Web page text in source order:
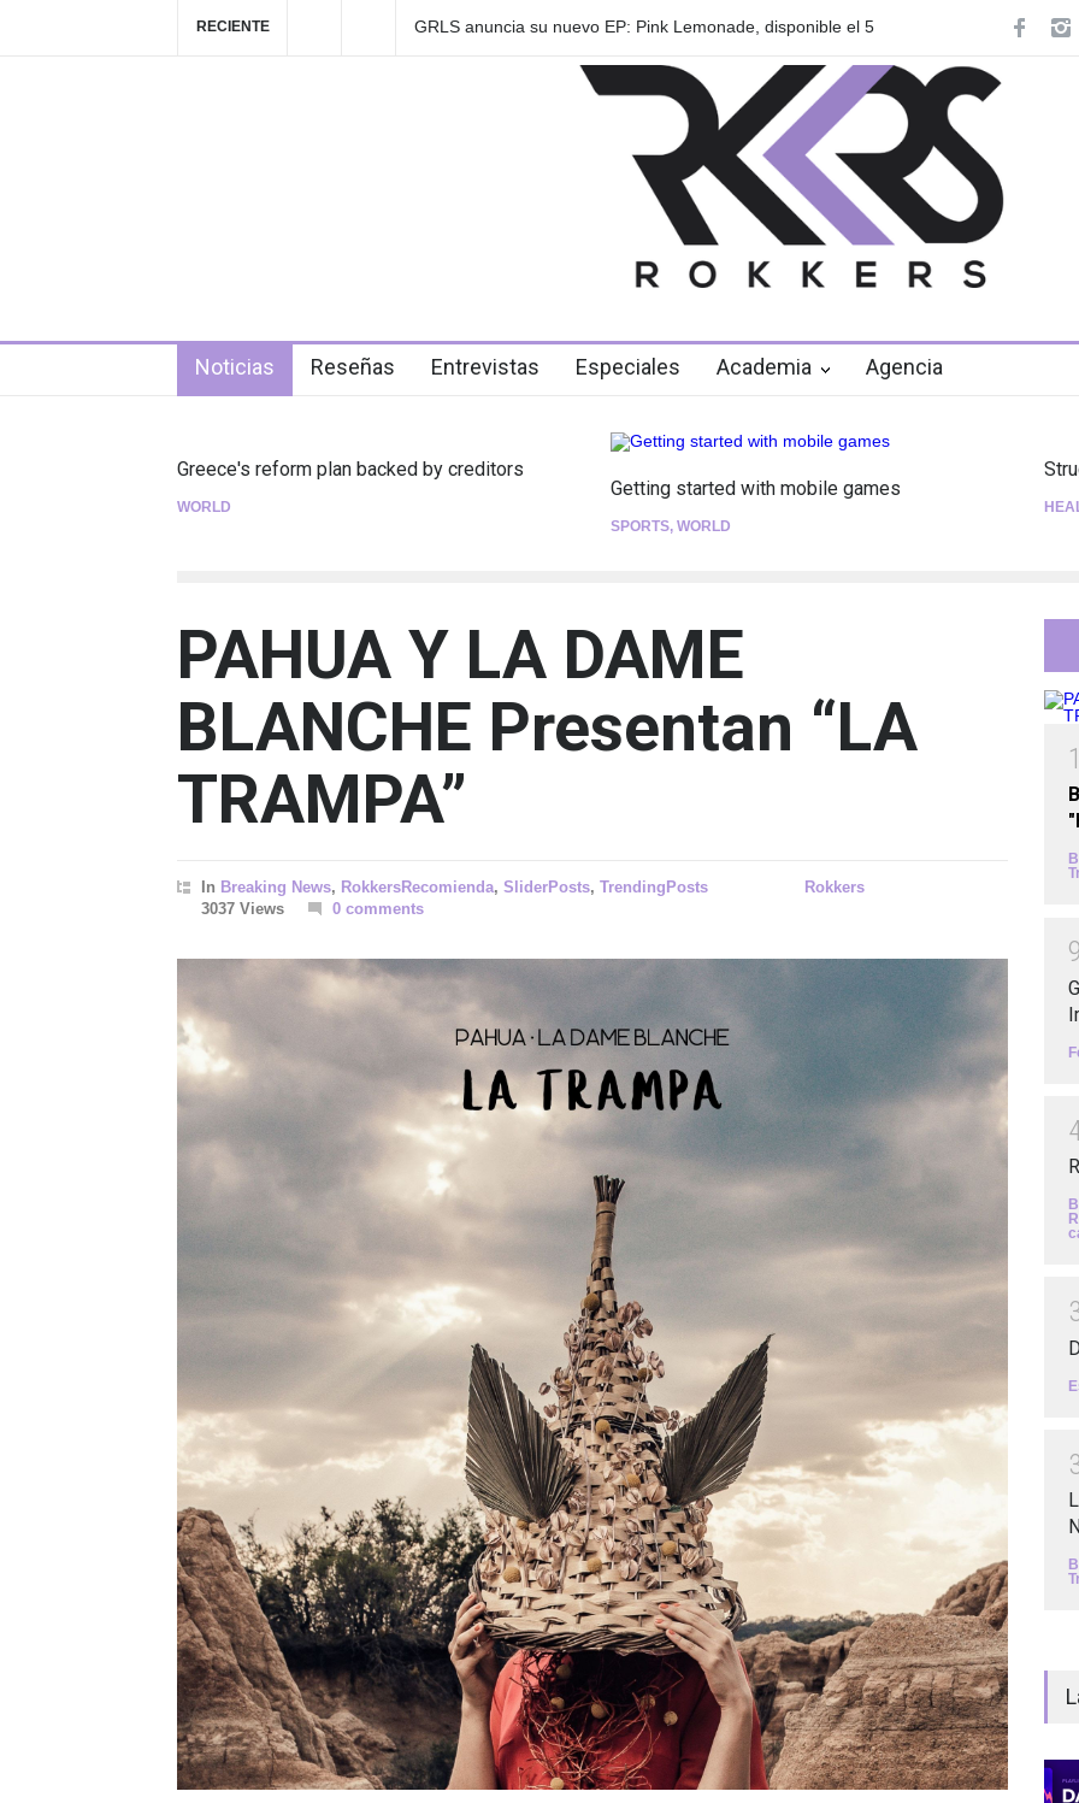
RECIENTE
Las Fokin Biches anuncian su gira internacional "Fuga Tour
Playlist Dale Mixx
Noticias Reseñas Entrevistas Especiales Academia Agencia
Greece's reform plan backed by creditors
WORLD
Getting started with mobile games
SPORTS, WORLD
PAHUA Y LA DAME
BLANCHE Presentan “LA
TRAMPA”
In Breaking News, RokkersRecomienda, SliderPosts, TrendingPosts
Rokkers
3037 Views
0 comments
1
9